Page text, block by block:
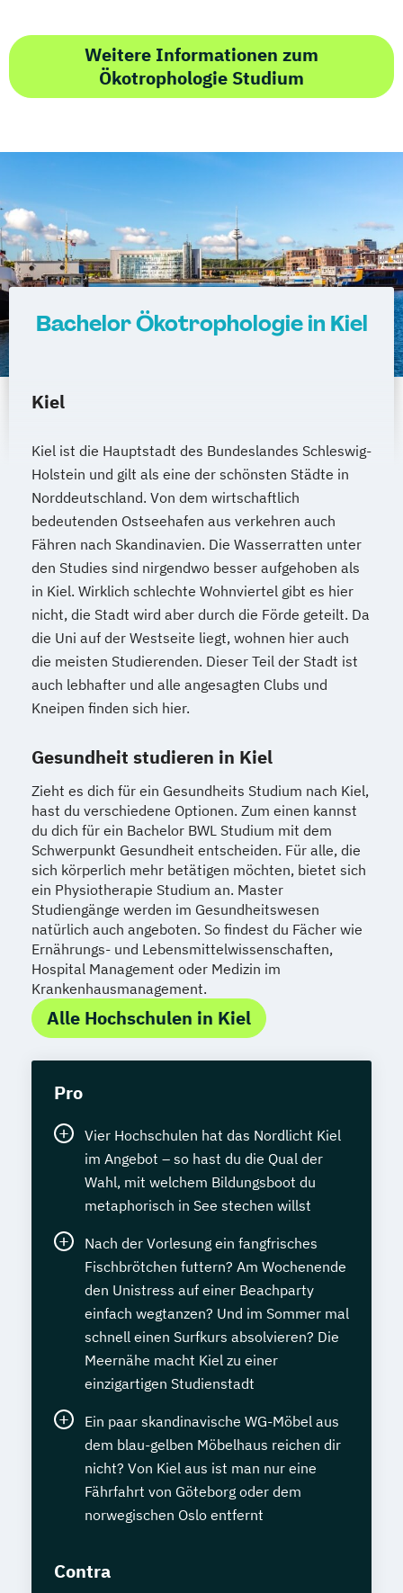
Weitere Informationen zum
Ökotrophologie Studium
Bachelor Ökotrophologie in Kiel
Kiel
Kiel ist die Hauptstadt des Bundeslandes Schleswig-
Holstein und gilt als eine der schönsten Städte in
Norddeutschland. Von dem wirtschaftlich
bedeutenden Ostseehafen aus verkehren auch
Fähren nach Skandinavien. Die Wasserratten unter
den Studies sind nirgendwo besser aufgehoben als
in Kiel. Wirklich schlechte Wohnviertel gibt es hier
nicht, die Stadt wird aber durch die Förde geteilt. Da
die Uni auf der Westseite liegt, wohnen hier auch
die meisten Studierenden. Dieser Teil der Stadt ist
auch lebhafter und alle angesagten Clubs und
Kneipen finden sich hier.
Gesundheit studieren in Kiel
Zieht es dich für ein Gesundheits Studium nach Kiel,
hast du verschiedene Optionen. Zum einen kannst
du dich für ein Bachelor BWL Studium mit dem
Schwerpunkt Gesundheit entscheiden. Für alle, die
sich körperlich mehr betätigen möchten, bietet sich
ein Physiotherapie Studium an. Master
Studiengänge werden im Gesundheitswesen
natürlich auch angeboten. So findest du Fächer wie
Ernährungs- und Lebensmittelwissenschaften,
Hospital Management oder Medizin im
Krankenhausmanagement.
Alle Hochschulen in Kiel
Pro
Vier Hochschulen hat das Nordlicht Kiel
im Angebot – so hast du die Qual der
Wahl, mit welchem Bildungsboot du
metaphorisch in See stechen willst
Nach der Vorlesung ein fangfrisches
Fischbrötchen futtern? Am Wochenende
den Unistress auf einer Beachparty
einfach wegtanzen? Und im Sommer mal
schnell einen Surfkurs absolvieren? Die
Meernähe macht Kiel zu einer
einzigartigen Studienstadt
Ein paar skandinavische WG-Möbel aus
dem blau-gelben Möbelhaus reichen dir
nicht? Von Kiel aus ist man nur eine
Fährfahrt von Göteborg oder dem
norwegischen Oslo entfernt
Contra